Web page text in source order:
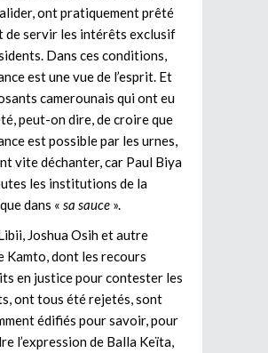
ont pratiquement prêté
de servir les intérêts exclusif
Dans ces conditions,
est une vue de l’esprit. Et
camerounais qui ont eu
peut-on dire, de croire que
est possible par les urnes,
vite déchanter, car Paul Biya
les institutions de la
dans « sa sauce ».
Joshua Osih et autre
Kamto, dont les recours
en justice pour contester les
ont tous été rejetés, sont
édifiés pour savoir, pour
l’expression de Balla Keïta,